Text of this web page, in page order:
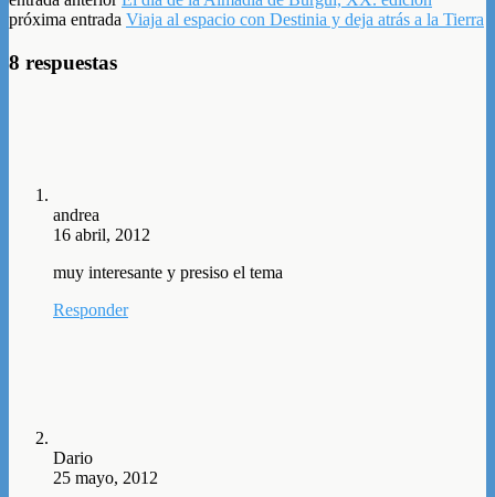
próxima entrada Viaja al espacio con Destinia y deja atrás a la Tierra
8 respuestas
andrea
16 abril, 2012
muy interesante y presiso el tema
Responder
Dario
25 mayo, 2012